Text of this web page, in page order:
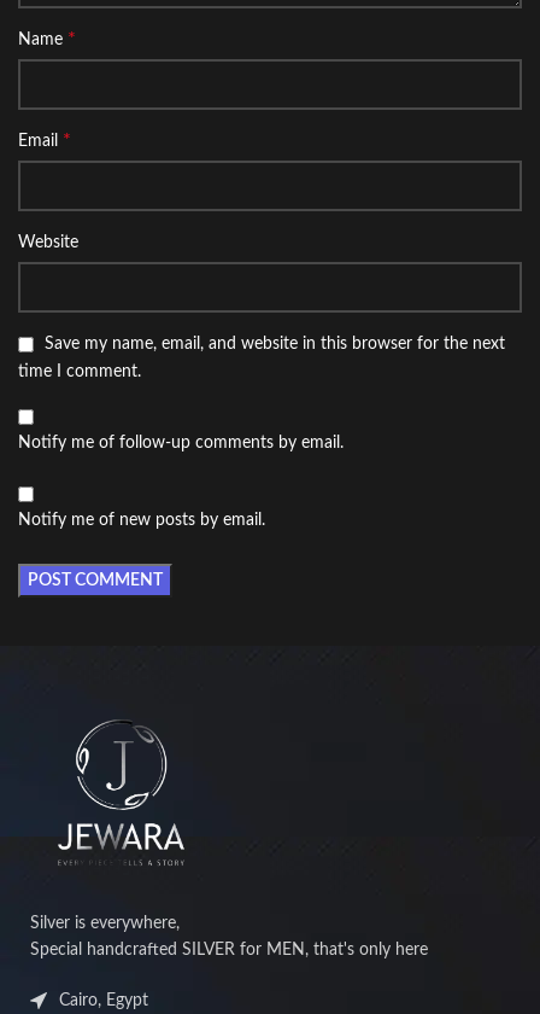
Name *
Email *
Website
Save my name, email, and website in this browser for the next
time I comment.
Notify me of follow-up comments by email.
Notify me of new posts by email.
Silver is everywhere,
Special handcrafted SILVER for MEN, that's only here
Cairo, Egypt